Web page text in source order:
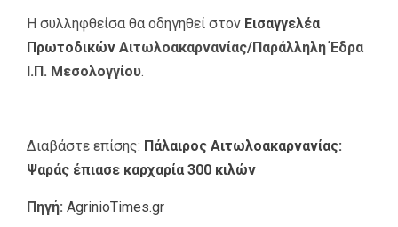
Η συλληφθείσα θα οδηγηθεί στον Εισαγγελέα
Πρωτοδικών Αιτωλοακαρνανίας/Παράλληλη Έδρα
Ι.Π. Μεσολογγίου.
Διαβάστε επίσης: Πάλαιρος Αιτωλοακαρνανίας:
Ψαράς έπιασε καρχαρία 300 κιλών
Πηγή: AgrinioTimes.gr